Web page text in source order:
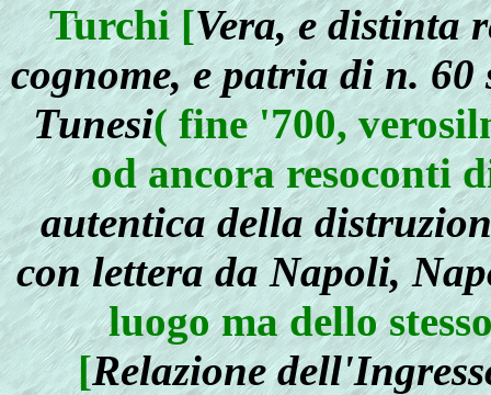
Turchi [Vera, e distinta
cognome, e patria di n.
Tunesi( fine '700,
od ancora resoconti
autentica della
con lettera da Napoli,
luogo ma dello
[Relazione